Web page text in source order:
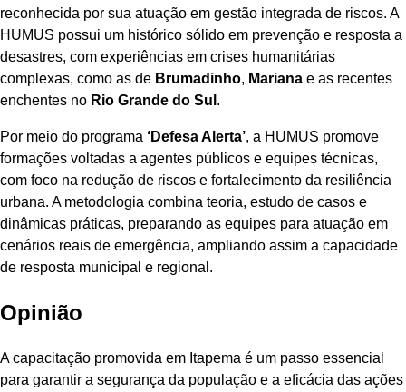
reconhecida por sua atuação em gestão integrada de riscos. A
HUMUS possui um histórico sólido em prevenção e resposta a
desastres, com experiências em crises humanitárias
complexas, como as de Brumadinho, Mariana e as recentes
enchentes no Rio Grande do Sul .
Por meio do programa ‘Defesa Alerta’, a HUMUS promove
formações voltadas a agentes públicos e equipes técnicas,
com foco na redução de riscos e fortalecimento da resiliência
urbana. A metodologia combina teoria, estudo de casos e
dinâmicas práticas, preparando as equipes para atuação em
cenários reais de emergência, ampliando assim a capacidade
de resposta municipal e regional.
Opinião
A capacitação promovida em Itapema é um passo essencial
para garantir a segurança da população e a eficácia das ações